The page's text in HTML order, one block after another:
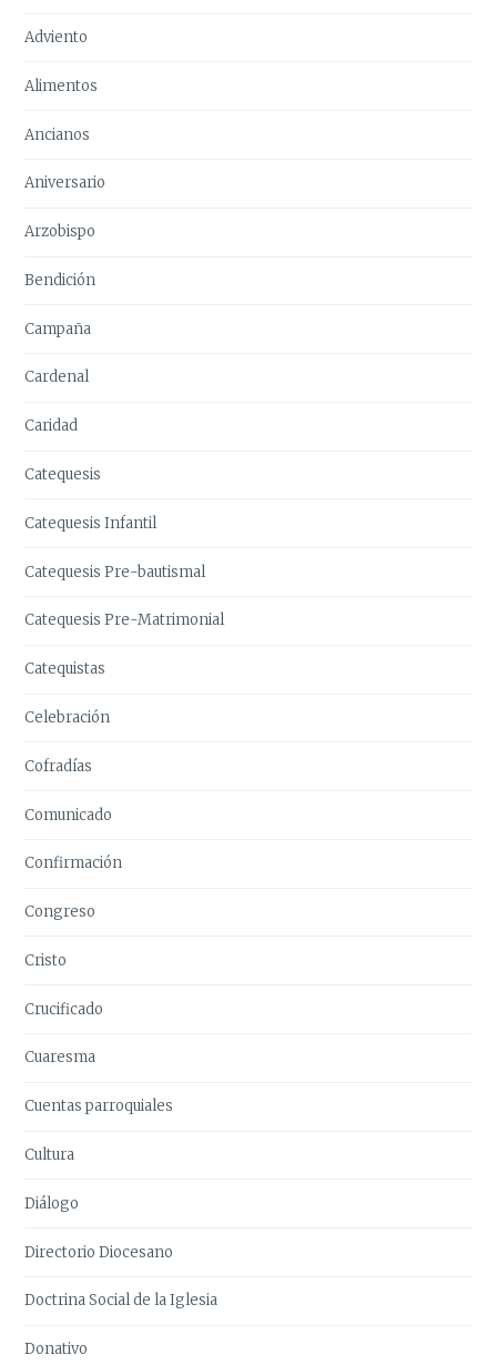
Adviento
Alimentos
Ancianos
Aniversario
Arzobispo
Bendición
Campaña
Cardenal
Caridad
Catequesis
Catequesis Infantil
Catequesis Pre-bautismal
Catequesis Pre-Matrimonial
Catequistas
Celebración
Cofradías
Comunicado
Confirmación
Congreso
Cristo
Crucificado
Cuaresma
Cuentas parroquiales
Cultura
Diálogo
Directorio Diocesano
Doctrina Social de la Iglesia
Donativo